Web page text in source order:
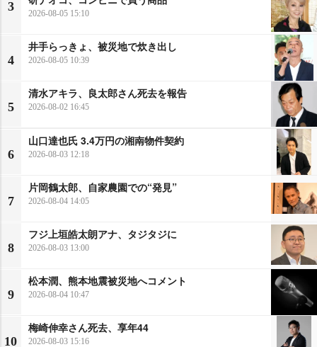
3 2026-08-05 15:10
4
井手らっきょ、被災地で炊き出し
2026-08-05 10:39
5
清水アキラ、良太郎さん死去を報告
2026-08-02 16:45
6
山口達也氏 3.4万円の湘南物件契約
2026-08-03 12:18
7
片岡鶴太郎、自家農園での“発見”
2026-08-04 14:05
8
フジ上垣皓太朗アナ、タジタジに
2026-08-03 13:00
9
松本潤、熊本地震被災地へコメント
2026-08-04 10:47
10
梅崎伸幸さん死去、享年44
2026-08-03 15:16